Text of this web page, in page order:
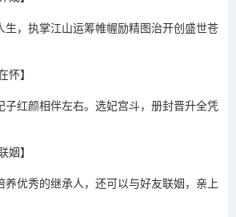
生，执掌江山运筹帷幄励精图治开创盛世苍
怀】
子红颜相伴左右。选妃宫斗，册封晋升全凭
姻】
养优秀的继承人，还可以与好友联姻，亲上